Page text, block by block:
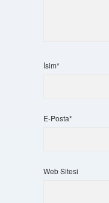
İsim*
E-Posta*
Web Sitesi